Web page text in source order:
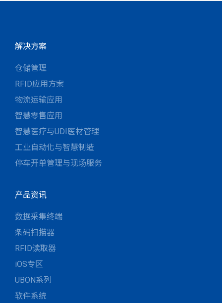
解决方案
仓储管理
RFID应用方案
物流运输应用
智慧零售应用
智慧医疗与UDI医材管理
工业自动化与智慧制造
停车开单管理与现场服务
产品资讯
数据采集终端
条码扫描器
RFID读取器
iOS专区
UBON系列
软件系统